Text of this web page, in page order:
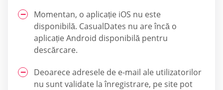
Momentan, o aplicație iOS nu este
disponibilă. СasualDates nu are încă o
aplicație Android disponibilă pentru
descărcare.
Deoarece adresele de e-mail ale utilizatorilor
nu sunt validate la înregistrare, pe site pot